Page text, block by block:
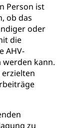
Person ist
ob das
oder
die
AHV-
kann.
zu